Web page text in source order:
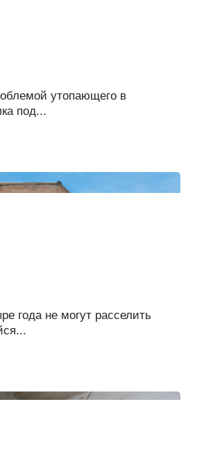
утопающего в
под...
года не могут расселить